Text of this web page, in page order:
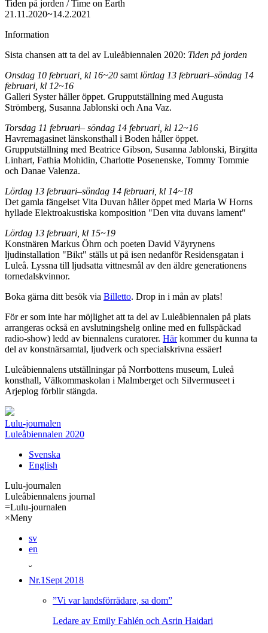
Tiden på jorden / Time on Earth
21.11.2020~14.2.2021
Information
Sista chansen att ta del av Luleåbiennalen 2020: Tiden på jorden
Onsdag 10 februari, kl 16~20 samt lördag 13 februari–söndag 14
februari, kl 12~16
Galleri Syster håller öppet. Grupputställning med Augusta
Strömberg, Susanna Jablonski och Ana Vaz.
Torsdag 11 februari– söndag 14 februari, kl 12~16
Havremagasinet länskonsthall i Boden håller öppet.
Grupputställning med Beatrice Gibson, Susanna Jablonski, Birgitta
Linhart, Fathia Mohidin, Charlotte Posenenske, Tommy Tommie
och Danae Valenza.
Lördag 13 februari–söndag 14 februari, kl 14~18
Det gamla fängelset Vita Duvan håller öppet med Maria W Horns
hyllade Elektroakustiska komposition "Den vita duvans lament"
Lördag 13 februari, kl 15~19
Konstnären Markus Öhrn och poeten David Väyrynens
ljudinstallation "Bikt" ställs ut på isen nedanför Residensgatan i
Luleå. Lyssna till ljudsatta vittnesmål av den äldre generationens
tornedalskvinnor.
Boka gärna ditt besök via Billetto. Drop in i mån av plats!
För er som inte har möjlighet att ta del av Luleåbiennalen på plats
arrangeras också en avslutningshelg online med en fullspäckad
radio-show) ledd av biennalens curatorer. Härkommer du kunna ta
del av konstnärsamtal, ljudverk och specialskrivna essäer!
Luleåbiennalens utställningar på Norrbottens museum, Luleå
konsthall, Välkommaskolan i Malmberget och Silvermuseet i
Arjeplog förblir stängda.
Lulu-journalen
Luleåbiennalen 2020
Svenska
English
Lulu-journalen
Luleåbiennalens journal
=Lulu-journalen
×Meny
sv
en
ˇ
Nr.1 Sept 2018
”Vi var landsförrädare, sa dom”
Ledare av Emily Fahlén och Asrin Haidari